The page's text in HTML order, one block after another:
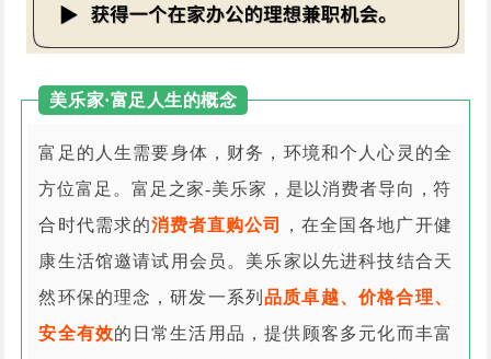
美乐家·富足人生的概念
富足的人生需要身体，财务，环境和个人心灵的全
方位富足。富足之家-美乐家，是以消费者导向，符
合时代需求的消费者直购公司
，在全国各地广开健
康生活馆邀请试用会员。美乐家以先进科技结合天
然环保的理念，研发一系列 品质卓越、价格合理、
安全有效的日常生活用品，提供顾客多元化而丰富